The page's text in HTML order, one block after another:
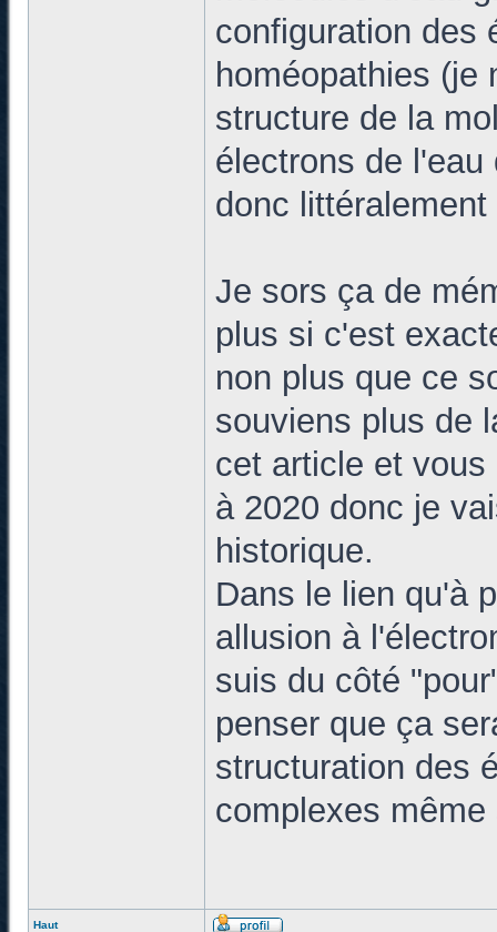
configuration des
homéopathies
structure de la
électrons de
donc
Je sors ça de
plus si c'est
non plus que ce
souviens plus de
cet article et
à 2020 donc je
historique.
Dans le lien qu'à
allusion à
suis du côté
penser que ça
structuration des
complexes
Haut